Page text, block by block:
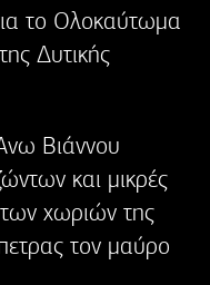
το Ολοκαύτωμα
Δυτικής
Βιάννου
και μικρές
χωριών της
τον μαύρο